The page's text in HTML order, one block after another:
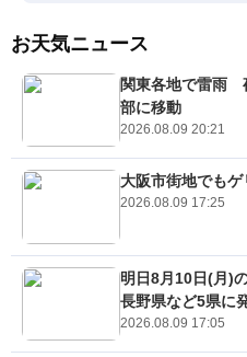
お天気ニュース
関東各地で雷雨
部に移動
2026.08.09 20:21
大阪市街地でも
2026.08.09 17:25
明日8月10日(月)
長野県など5県に
2026.08.09 17:05